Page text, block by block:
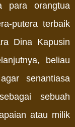
para orangtua
putera terbaik
Dina Kapusin
beliau
senantiasa
sebuah
atau milik